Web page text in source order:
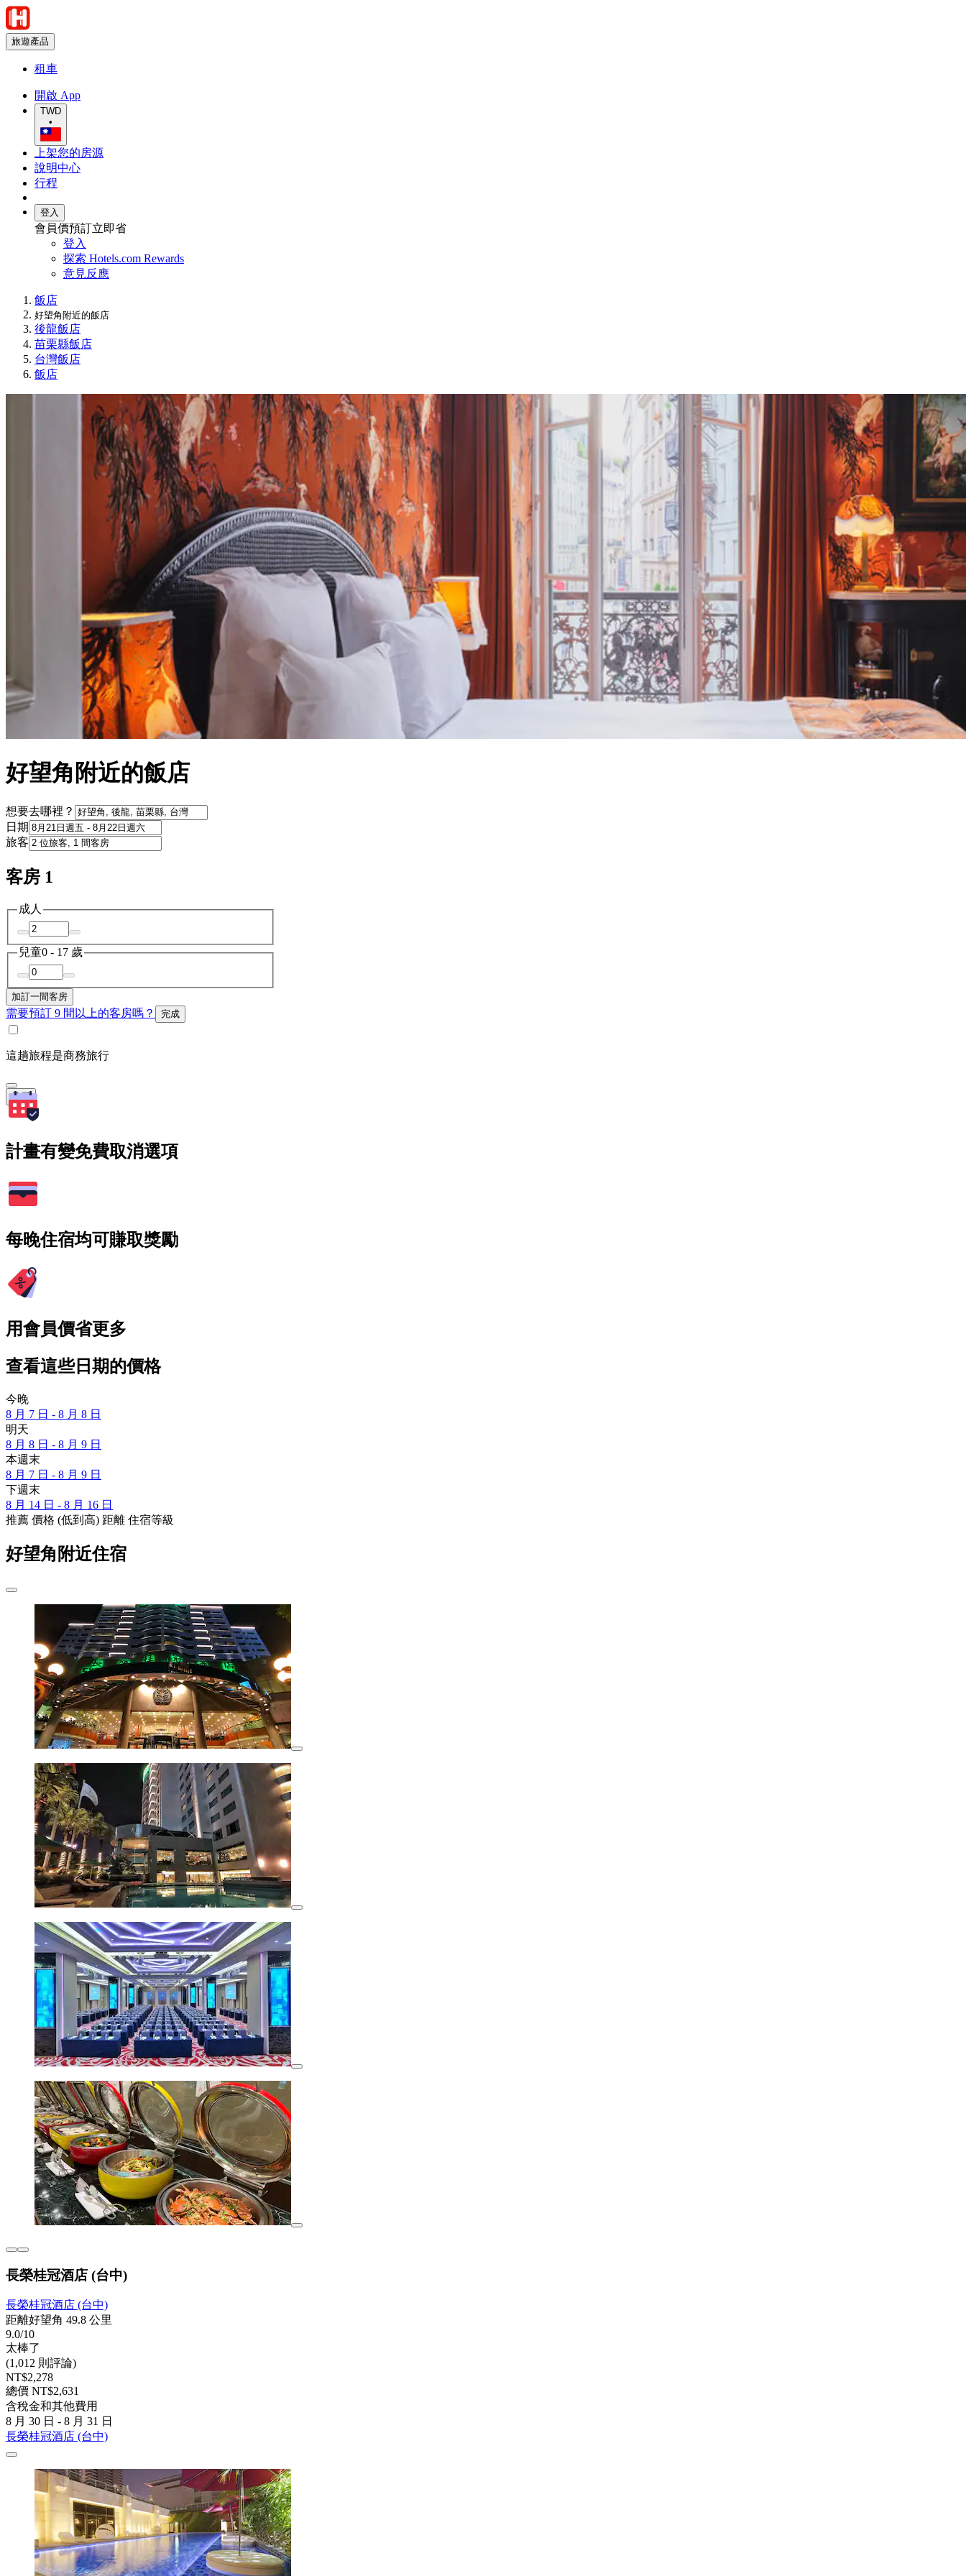
旅遊產品
租車
開啟 App
TWD
•
上架您的房源
說明中心
行程
登入
會員價預訂立即省
登入
探索 Hotels.com Rewards
意見反應
飯店
好望角附近的飯店
後龍飯店
苗栗縣飯店
台灣飯店
飯店
好望角附近的飯店
想要去哪裡？
日期
旅客
客房 1
成人
兒童0 - 17 歲
加訂一間客房
需要預訂 9 間以上的客房嗎？ 完成
這趟旅程是商務旅行
搜尋
計畫有變免費取消選項
每晚住宿均可賺取獎勵
用會員價省更多
查看這些日期的價格
今晚
8 月 7 日 - 8 月 8 日
明天
8 月 8 日 - 8 月 9 日
本週末
8 月 7 日 - 8 月 9 日
下週末
8 月 14 日 - 8 月 16 日
推薦 價格 (低到高) 距離 住宿等級
好望角附近住宿
長榮桂冠酒店 (台中)
長榮桂冠酒店 (台中)
距離好望角 49.8 公里
9.0/10
太棒了
(1,012 則評論)
NT$2,278
總價 NT$2,631
含稅金和其他費用
8 月 30 日 - 8 月 31 日
長榮桂冠酒店 (台中)